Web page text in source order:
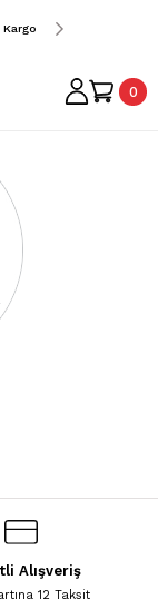
2500 TL Üzeri
0
Alışveriş
12 Taksit